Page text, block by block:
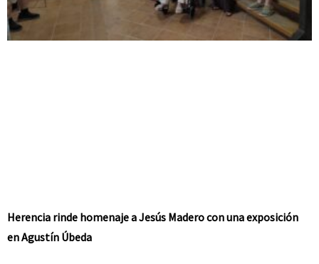
Herencia rinde homenaje a Jesús Madero con una exposición
en Agustín Úbeda